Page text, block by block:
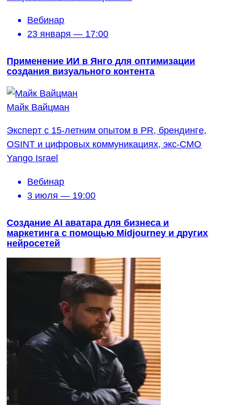
Вебинар
23 января — 17:00
Применение ИИ в Янго для оптимизации
создания визуального контента
Майк Вайцман
Эксперт с 15-летним опытом в PR, брендинге,
OSINT и цифровых коммуникациях, экс-CMO
Yango Israel
Вебинар
3 июля — 19:00
Создание AI аватара для бизнеса и
маркетинга с помощью Midjourney и других
нейросетей